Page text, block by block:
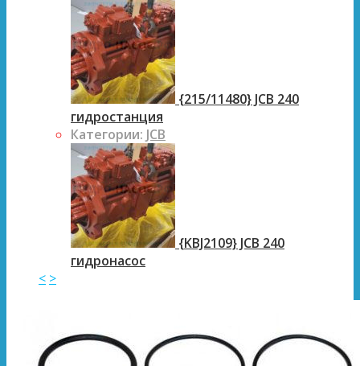
{215/11480} JCB 240
гидростанция
Категории: JCB
{KBJ2109} JCB 240
гидронасос
< >